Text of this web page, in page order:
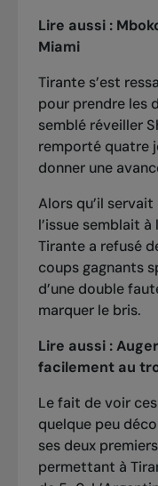
Lire aussi :
Miami
Tirante s’est
pour prendre les
semblé réveiller
remporté quatre
donner une
Alors qu’il
l’issue semblait
Tirante a refusé
coups gagnants
d’une double
marquer le bris.
Lire aussi :
facilement au
Le fait de voir
quelque peu
ses deux
permettant à